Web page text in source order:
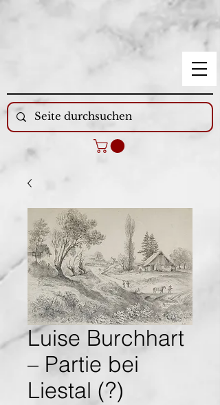
Luise Burchhart
– Partie bei
Liestal (?)